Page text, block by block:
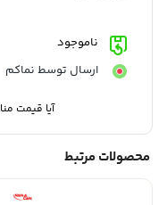
طریق بال هد کوچک روی آم
ناموجود
ارسال توسط نماکم
آیا قیمت
محصولات مرتبط